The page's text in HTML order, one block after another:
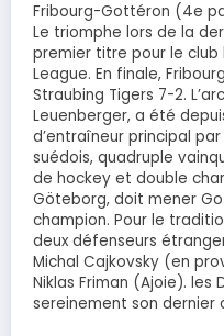
Fribourg-Gottéron (4e
Le triomphe lors de la
premier titre pour le club
League. En finale,
Straubing Tigers 7-2.
Leuenberger, a été
d’entraîneur principal
suédois, quadruple
de hockey et double
Göteborg, doit mener
champion. Pour le
deux défenseurs
Michal Cajkovsky (en
Niklas Friman (Ajoie).
sereinement son dernier